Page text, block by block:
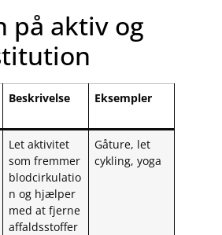
på aktiv og
Beskrivelse Eksempler
Let aktivitet
som fremmer
blodcirkulatio
n og hjælper
med at fjerne
affaldsstoffer
Gåture, let
cykling, yoga